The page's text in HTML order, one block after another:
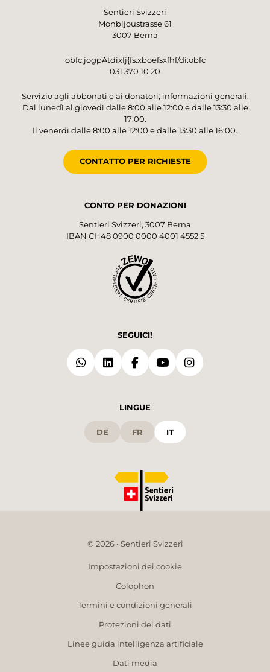
Sentieri Svizzeri
Monbijoustrasse 61
3007 Berna
obfc:jogpAtdixfj{fs.xboefsxfhf/di:obfc
031 370 10 20
Servizio agli abbonati e ai donatori; informazioni generali.
Dal lunedì al giovedì dalle 8:00 alle 12:00 e dalle 13:30 alle
17:00.
Il venerdì dalle 8:00 alle 12:00 e dalle 13:30 alle 16:00.
CONTATTO PER RICHIESTE
CONTO PER DONAZIONI
Sentieri Svizzeri, 3007 Berna
IBAN CH48 0900 0000 4001 4552 5
SEGUICI!
LINGUE
DE FR IT
© 2026 • Sentieri Svizzeri
Impostazioni dei cookie
Colophon
Termini e condizioni generali
Protezioni dei dati
Linee guida intelligenza artificiale
Dati media